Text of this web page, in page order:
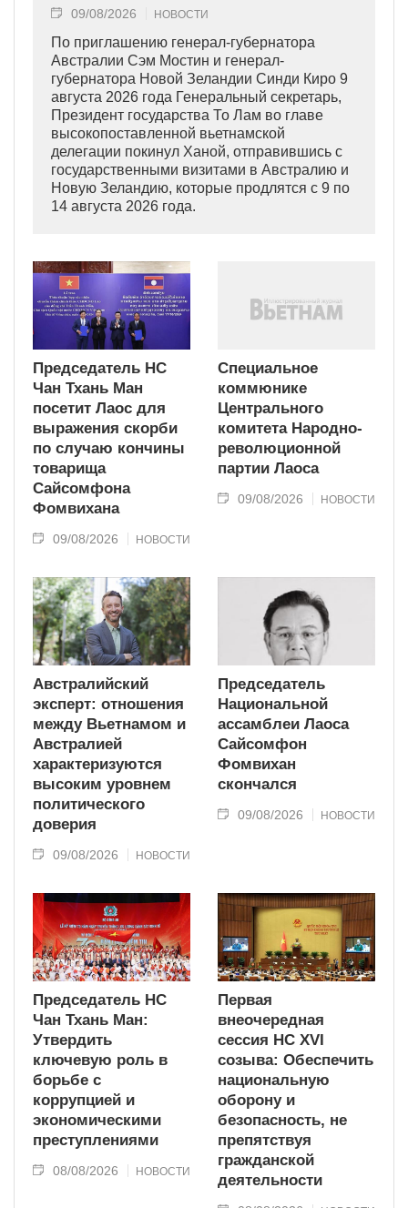
09/08/2026 НОВОСТИ
По приглашению генерал-губернатора
Австралии Сэм Мостин и генерал-
губернатора Новой Зеландии Синди Киро 9
августа 2026 года Генеральный секретарь,
Президент государства То Лам во главе
высокопоставленной вьетнамской
делегации покинул Ханой, отправившись с
государственными визитами в Австралию и
Новую Зеландию, которые продлятся с 9 по
14 августа 2026 года.
Председатель НС
Чан Тхань Ман
посетит Лаос для
выражения скорби
по случаю кончины
товарища
Сайсомфона
Фомвихана
09/08/2026 НОВОСТИ
Специальное
коммюнике
Центрального
комитета Народно-
революционной
партии Лаоса
09/08/2026 НОВОСТИ
Австралийский
эксперт: отношения
между Вьетнамом и
Австралией
характеризуются
высоким уровнем
политического
доверия
09/08/2026 НОВОСТИ
Председатель
Национальной
ассамблеи Лаоса
Сайсомфон
Фомвихан
скончался
09/08/2026 НОВОСТИ
Председатель НС
Чан Тхань Ман:
Утвердить
ключевую роль в
борьбе с
коррупцией и
экономическими
преступлениями
08/08/2026 НОВОСТИ
Первая
внеочередная
сессия НС XVI
созыва: Обеспечить
национальную
оборону и
безопасность, не
препятствуя
гражданской
деятельности